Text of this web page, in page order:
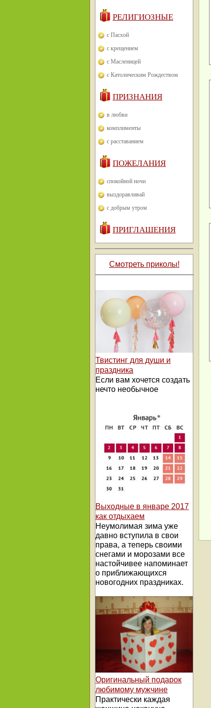
РЕЛИГИОЗНЫЕ
с Пасхой
с крещением
с Масленицей
с Католическим Рождеством
ПРИЗНАНИЯ
в любви
комплименты
с расставанием
ПОЖЕЛАНИЯ
спокойной ночи
выздоравливай
с добрым утром
ПРИГЛАШЕНИЯ
Смотреть приколы!
Твистинг для души и
праздника
Если вам хочется создать
нечто необычное
Выходные в январе 2017
как отдыхаем
Неумолимая зима уже
давно вступила в свои
права, а теперь своими
снегами и морозами все
настойчивее напоминает
о приближающихся
новогодних праздниках.
Оригинальный подарок
любимому мужчине
Практически каждая